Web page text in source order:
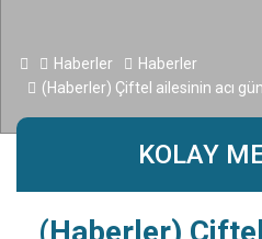
makinasıHaberler
Haberler
(Haberler) Çiftel ailesinin acı
KOLAY